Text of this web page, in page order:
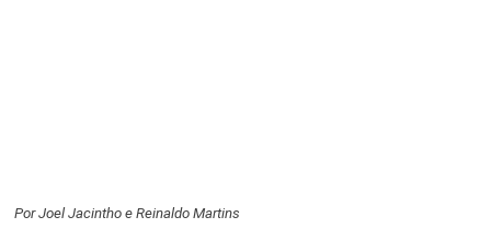
Por Joel Jacintho e Reinaldo Martins